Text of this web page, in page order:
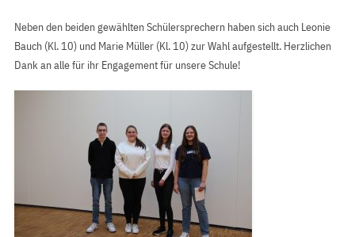
Neben den beiden gewählten Schülersprechern haben sich auch Leonie
Bauch (Kl. 10) und Marie Müller (Kl. 10) zur Wahl aufgestellt. Herzlichen
Dank an alle für ihr Engagement für unsere Schule!